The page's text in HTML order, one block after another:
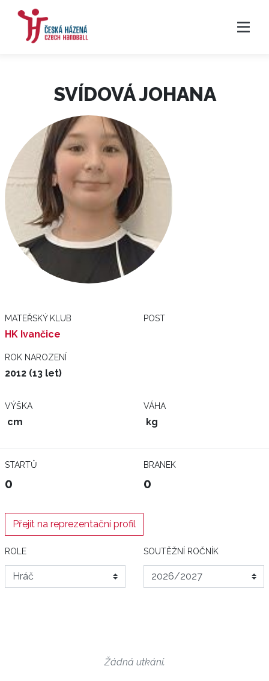
SVÍDOVÁ JOHANA
MATEŘSKÝ KLUB
HK Ivančice
POST
ROK NAROZENÍ
2012 (13 let)
VÝŠKA
cm
VÁHA
kg
STARTŮ
0
BRANEK
0
Přejít na reprezentační profil
ROLE SOUTĚŽNÍ ROČNÍK
Žádná utkání.